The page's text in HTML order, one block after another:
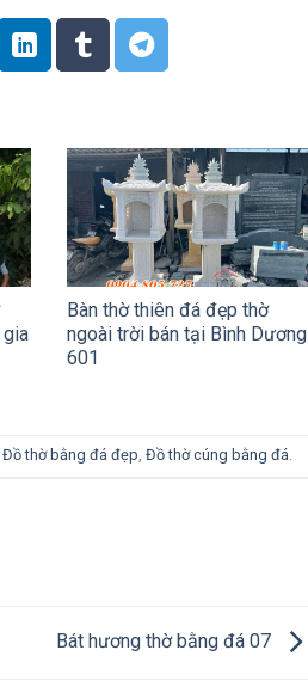
gia
Bàn thờ thiên đá đẹp thờ
ngoài trời bán tại Bình Dương
601
Đồ thờ bằng đá đẹp, Đồ thờ cúng bằng đá.
Bát hương thờ bằng đá 07